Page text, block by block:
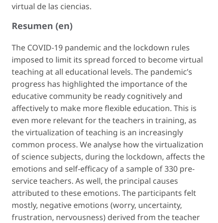
virtual de las ciencias.
Resumen (en)
The COVID-19 pandemic and the lockdown rules
imposed to limit its spread forced to become virtual
teaching at all educational levels. The pandemic’s
progress has highlighted the importance of the
educative community be ready cognitively and
affectively to make more flexible education. This is
even more relevant for the teachers in training, as
the virtualization of teaching is an increasingly
common process. We analyse how the virtualization
of science subjects, during the lockdown, affects the
emotions and self-efficacy of a sample of 330 pre-
service teachers. As well, the principal causes
attributed to these emotions. The participants felt
mostly, negative emotions (worry, uncertainty,
frustration, nervousness) derived from the teacher